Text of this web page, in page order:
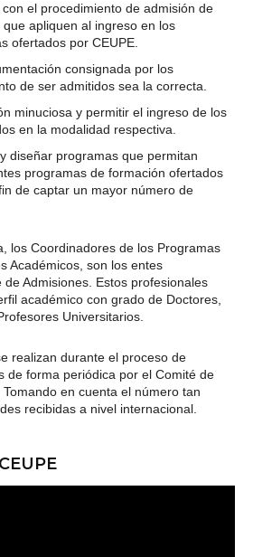
el procedimiento de admisión de
apliquen al ingreso en los
ofertados por CEUPE.
consignada por los
de ser admitidos sea la correcta.
minuciosa y permitir el ingreso de los
en la modalidad respectiva.
diseñar programas que permitan
programas de formación ofertados
de captar un mayor número de
los Coordinadores de los Programas
Académicos, son los entes
Admisiones. Estos profesionales
académico con grado de Doctores,
Universitarios.
realizan durante el proceso de
de forma periódica por el Comité de
en cuenta el número tan
recibidas a nivel internacional.